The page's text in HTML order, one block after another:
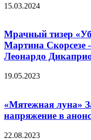
15.03.2024
Мрачный тизер
Мартина Скорсезе
Леонардо
19.05.2023
«Мятежная луна»
напряжение в
22.08.2023